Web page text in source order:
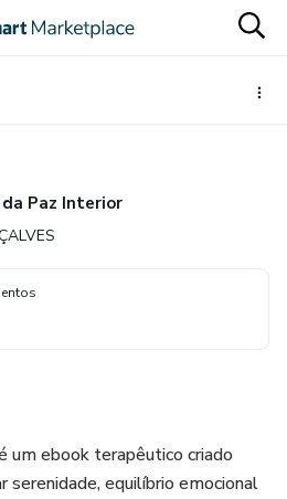
da Paz Interior
um ebook terapêutico criado
serenidade, equilíbrio emocional